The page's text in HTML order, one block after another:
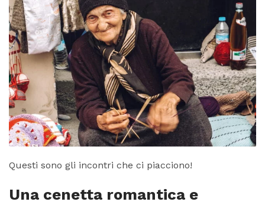
Questi sono gli incontri che ci piacciono!
Una cenetta romantica e